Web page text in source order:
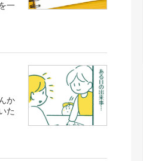
一
か
た